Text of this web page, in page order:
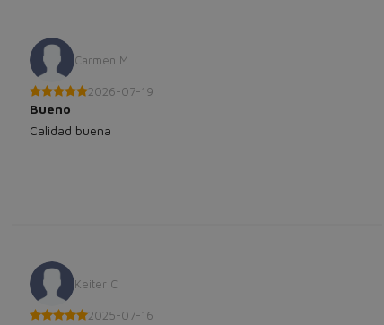
Carmen M
2026-07-19
Bueno
Calidad buena
Keiter C
2025-07-16